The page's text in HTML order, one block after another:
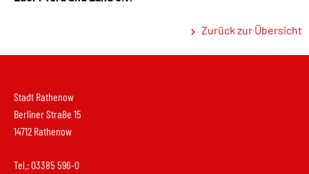
Zurück zur Übersicht
Stadt Rathenow
Berliner Straße 15
14712 Rathenow
Tel.: 03385 596-0